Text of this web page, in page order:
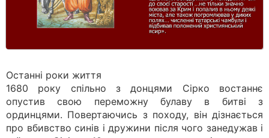
Останні роки життя
1680 року спільно з донцями Сірко востаннє
опустив свою переможну булаву в битві з
ординцями. Повертаючись з походу, він дізнається
про вбивство синів і дружини після чого занедужав і